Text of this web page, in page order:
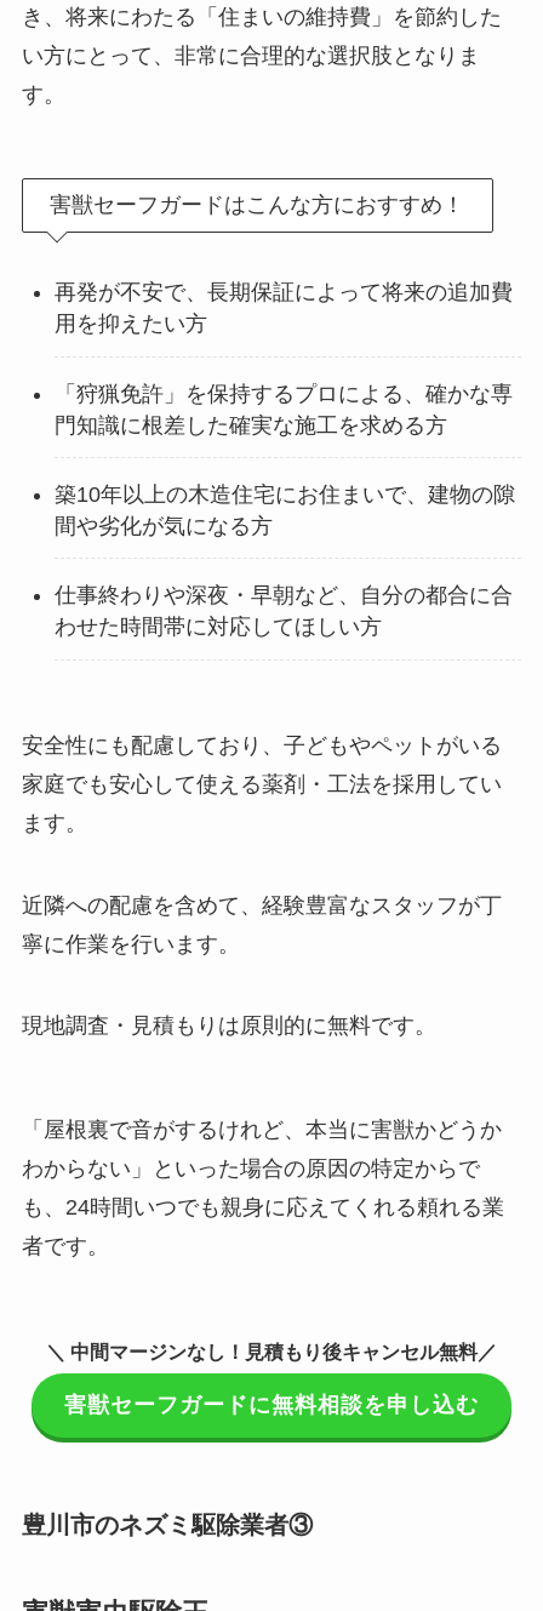
き、将来にわたる「住まいの維持費」を節約した
い方にとって、非常に合理的な選択肢となりま
す。
害獣セーフガードはこんな方におすすめ！
再発が不安で、長期保証によって将来の追加費
用を抑えたい方
「狩猟免許」を保持するプロによる、確かな専
門知識に根差した確実な施工を求める方
築10年以上の木造住宅にお住まいで、建物の隙
間や劣化が気になる方
仕事終わりや深夜・早朝など、自分の都合に合
わせた時間帯に対応してほしい方
安全性にも配慮しており、子どもやペットがいる
家庭でも安心して使える薬剤・工法を採用してい
ます。
近隣への配慮を含めて、経験豊富なスタッフが丁
寧に作業を行います。
現地調査・見積もりは原則的に無料です。
「屋根裏で音がするけれど、本当に害獣かどうか
わからない」といった場合の原因の特定からで
も、24時間いつでも親身に応えてくれる頼れる業
者です。
＼ 中間マージンなし！見積もり後キャンセル無料／
害獣セーフガードに無料相談を申し込む
豊川市のネズミ駆除業者③